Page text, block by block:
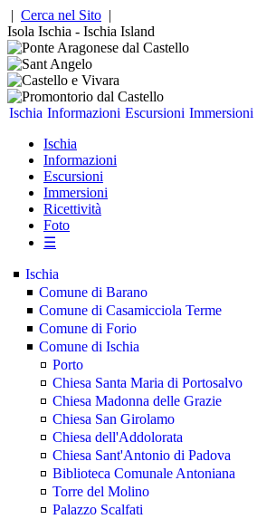
| Cerca nel Sito |
Isola Ischia - Ischia Island
Ischia Informazioni Escursioni Immersioni
Ischia
Informazioni
Escursioni
Immersioni
Ricettività
Foto
☰
Ischia
Comune di Barano
Comune di Casamicciola Terme
Comune di Forio
Comune di Ischia
Porto
Chiesa Santa Maria di Portosalvo
Chiesa Madonna delle Grazie
Chiesa San Girolamo
Chiesa dell'Addolorata
Chiesa Sant'Antonio di Padova
Biblioteca Comunale Antoniana
Torre del Molino
Palazzo Scalfati